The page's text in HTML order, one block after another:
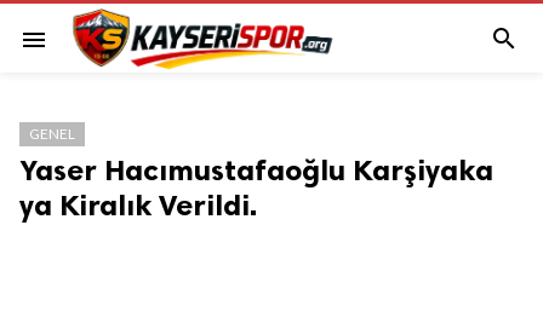
menu 
GENEL
Yaser Hacımustafaoğlu Karşiyaka
ya Kiralık Verildi.